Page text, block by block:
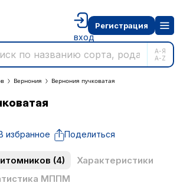
А-Я
A-Z
вход
Регистрация
Вернония Вернония пучковатая
избранное Поделиться
(4)
Характеристики
МППМ